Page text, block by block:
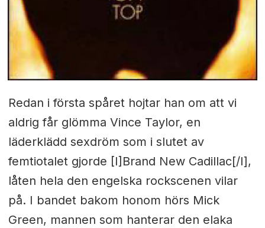
Redan i första spåret hojtar han om att vi
aldrig får glömma Vince Taylor, en
läderklädd sexdröm som i slutet av
femtiotalet gjorde [I]Brand New Cadillac[/I],
låten hela den engelska rockscenen vilar
på. I bandet bakom honom hörs Mick
Green, mannen som hanterar den elaka